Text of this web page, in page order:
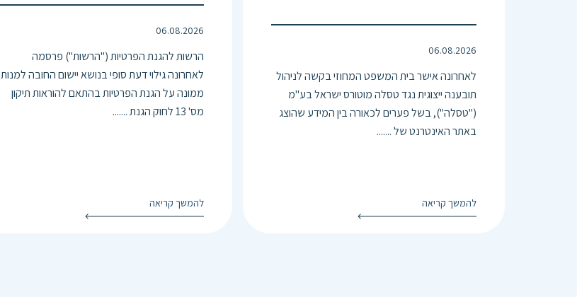
06.08.2026
לאחרונה אישר בית המשפט המחוזי בקשה לניהול
תובענה ייצוגית נגד טסלה מוטורס ישראל בע"מ
("טסלה"), בשל פערים לכאורה בין המידע שהוצג
באתר האינטרנט של .......
להמשך קריאה
06.08.2026
הרשות להגנת הפרטיות ("הרשות") פרסמה
לאחרונה גילוי דעת סופי בנושא יישום החובה למנות
ממונה על הגנת הפרטיות בהתאם להוראות תיקון
מס' 13 לחוק הגנת .......
להמשך קריאה